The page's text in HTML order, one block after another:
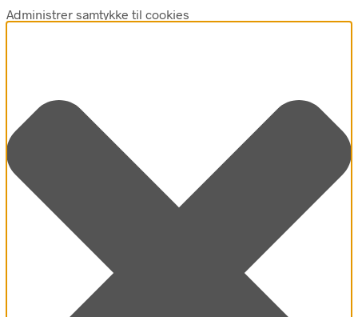
Administrer samtykke til cookies